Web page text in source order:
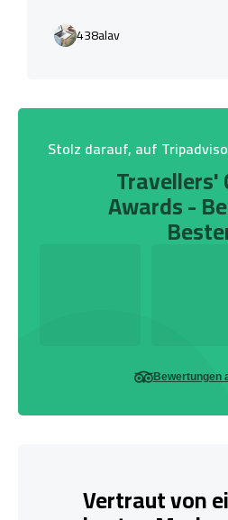
438alav
Stolz darauf, auf
Travellers'
Awards -
Bewertungen
Vertraut von